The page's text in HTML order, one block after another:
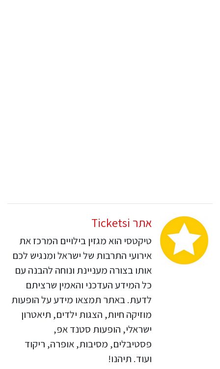
אתר Ticketsi
טיקטסי הוא מגזין בילויים המרכז את
אירועי התרבות של ישראל ומנגיש לכם
אותו בצורה מעניינת ונוחה להבנה עם
כל המידע העדכני והאמין שרציתם
לדעת. באתר תמצאו מידע על הופעות
מוזיקה חיות, הצגות ילדים, תיאטרון
ישראלי, הופעות סטנד אפ,
פסטיבלים, מסיבות, אופרה, ריקוד
ועוד. תיהנו!